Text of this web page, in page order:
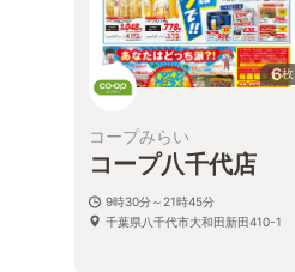
6枚
コープみらい
コープ八千代店
9時30分～21時45分
千葉県八千代市大和田新田410-1